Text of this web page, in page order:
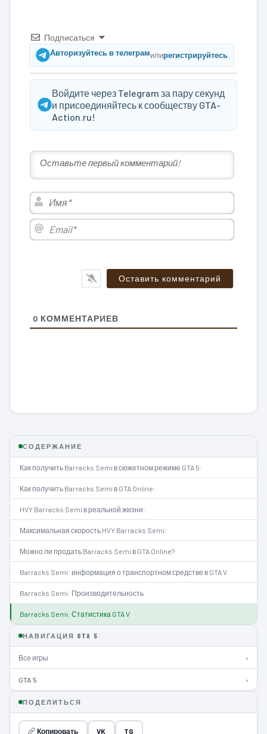
Подписаться
Авторизуйтесь в телеграмилирегистрируйтесь
Войдите через Telegram за пару секунд
и присоединяйтесь к сообществу GTA-
Action.ru!
Имя*
Email*
0 КОММЕНТАРИЕВ
СОДЕРЖАНИЕ
Как получить Barracks Semi в сюжетном режиме GTA 5:
Как получить Barracks Semi в GTA Online:
HVY Barracks Semi в реальной жизни:
Максимальная скорость HVY Barracks Semi:
Можно ли продать Barracks Semi в GTA Online?
Barracks Semi: информация о транспортном средстве в GTA V
Barracks Semi: Производительность
Barracks Semi: Статистика GTA V
НАВИГАЦИЯ GTA 5
Все игры ›
GTA 5 ›
ПОДЕЛИТЬСЯ
Копировать VK TG